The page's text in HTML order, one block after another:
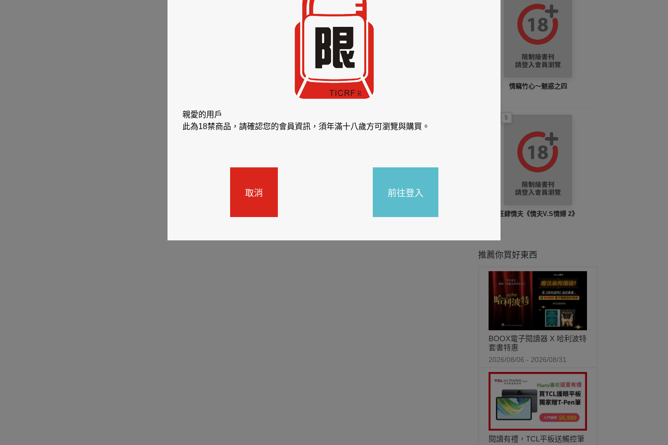
情竊竹心～魅惑之四
5
狂肆情夫《情夫V.S情婦 2》
推薦你買好東西
BOOX電子閱讀器 X 哈利波特
套書特惠
2026/08/06 - 2026/08/31
閱讀有禮，TCL平板送觸控筆
親愛的用戶
此為18禁商品，請確認您的會員資訊，須年滿十八歲方可瀏覽與購買。
取消 前往登入